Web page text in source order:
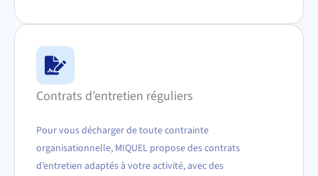
Contrats d’entretien réguliers
Pour vous décharger de toute contrainte
organisationnelle, MIQUEL propose des contrats
d’entretien adaptés à votre activité, avec des